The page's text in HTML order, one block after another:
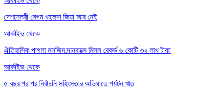
দেশনেত্রী বেগম খালেদা জিয়া আর নেই
আর্কাইভ থেকে
ঐতিহাসিক পাগলা মসজিদ:দানবাক্সে মিলল রেকর্ড ৬ কোটি ৩২ লাখ টাকা
আর্কাইভ থেকে
৫ বছর পর পর নির্বাচনি সহিংসতার অভিঘাতে পর্যটন খাত